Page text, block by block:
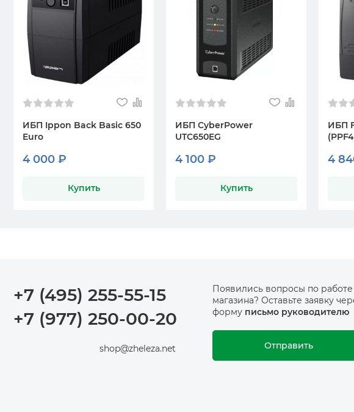
ИБП Ippon Back Basic 650
Euro
4 000 ₽
Купить
ИБП CyberPower
UTC650EG
4 100 ₽
Купить
ИБП
4
+7 (495) 255-55-15
+7 (977) 250-00-20
shop@zheleza.net
Появились вопросы по работе
магазина? Оставьте заявку
форму письмо руководителю
Отправить